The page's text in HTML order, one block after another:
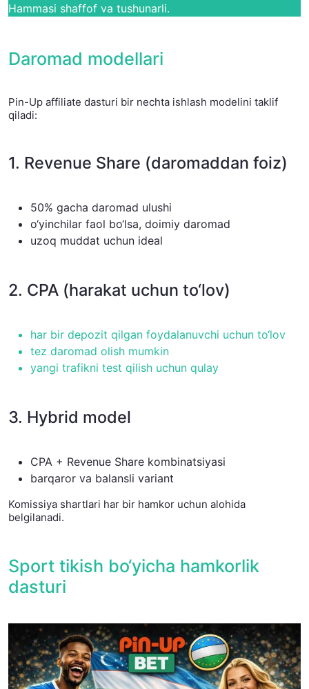
Hammasi shaffof va tushunarli.
Daromad modellari
Pin-Up affiliate dasturi bir nechta ishlash modelini taklif
qiladi:
1. Revenue Share (daromaddan foiz)
50% gacha daromad ulushi
o‘yinchilar faol bo‘lsa, doimiy daromad
uzoq muddat uchun ideal
2. CPA (harakat uchun to‘lov)
har bir depozit qilgan foydalanuvchi uchun to‘lov
tez daromad olish mumkin
yangi trafikni test qilish uchun qulay
3. Hybrid model
CPA + Revenue Share kombinatsiyasi
barqaror va balansli variant
Komissiya shartlari har bir hamkor uchun alohida
belgilanadi.
Sport tikish bo‘yicha hamkorlik
dasturi